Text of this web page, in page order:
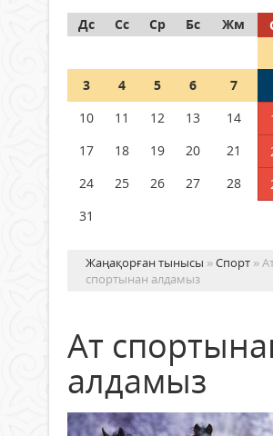
05 тамыз 2026 ж. 145
Шетелде жүрген Қазақстан
азаматтары қалай дауыс
Дс
Сс Ср Бс Жм
3
4 5 6 7
10
11 12 13 14
17
18 19 20 21
24
25 26 27 28
31
Жаңақорған тынысы »Спорт »
спортынан алдамыз
Ат
алдамыз